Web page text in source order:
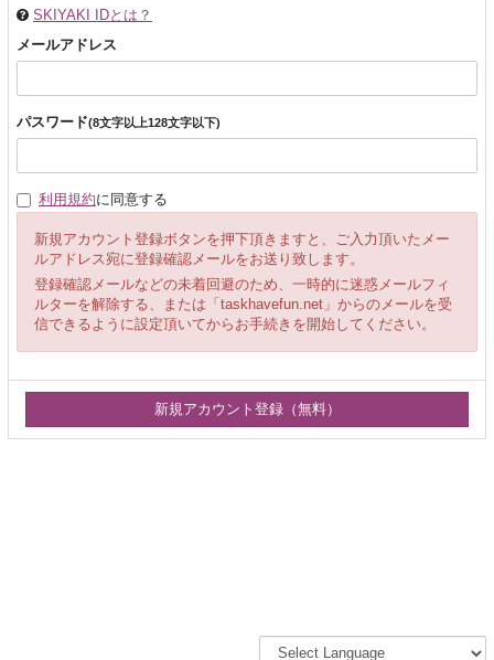
SKIYAKI IDとは？
メールアドレス
パスワード(8文字以上128文字以下)
利用規約に同意する
新規アカウント登録ボタンを押下頂きますと、ご入力頂いたメー
ルアドレス宛に登録確認メールをお送り致します。
登録確認メールなどの未着回避のため、一時的に迷惑メールフィ
ルターを解除する、または「taskhavefun.net」からのメールを受
信できるように設定頂いてからお手続きを開始してください。